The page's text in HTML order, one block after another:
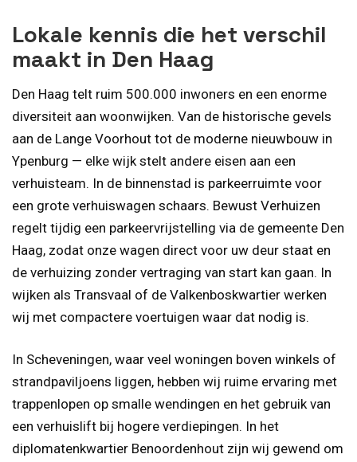
Lokale kennis die het verschil
maakt in Den Haag
Den Haag telt ruim 500.000 inwoners en een enorme
diversiteit aan woonwijken. Van de historische gevels
aan de Lange Voorhout tot de moderne nieuwbouw in
Ypenburg — elke wijk stelt andere eisen aan een
verhuisteam. In de binnenstad is parkeerruimte voor
een grote verhuiswagen schaars. Bewust Verhuizen
regelt tijdig een parkeervrijstelling via de gemeente Den
Haag, zodat onze wagen direct voor uw deur staat en
de verhuizing zonder vertraging van start kan gaan. In
wijken als Transvaal of de Valkenboskwartier werken
wij met compactere voertuigen waar dat nodig is.
In Scheveningen, waar veel woningen boven winkels of
strandpaviljoens liggen, hebben wij ruime ervaring met
trappenlopen op smalle wendingen en het gebruik van
een verhuislift bij hogere verdiepingen. In het
diplomatenkwartier Benoordenhout zijn wij gewend om